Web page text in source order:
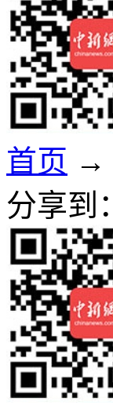
首页 →
分享到：